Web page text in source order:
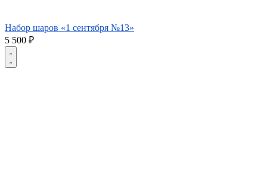
Набор шаров «1 сентября №13»
5 500 ₽